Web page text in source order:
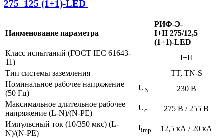
275_125 (1+1)-LED
Наименование параметра
РИФ-Э-
I+II 275/12,5
(1+1)-LED
Класс испытаний (ГОСТ IEC 61643-
11)
I+II
Тип системы заземления
TT, TN-S
Номинальное рабочее напряжение
(50 Гц)
UN
230 В
Максимальное длительное рабочее
напряжение (L-N)/(N-PE)
Uс
275 В / 255 В
Импульсный ток (10/350 мкс) (L-
N)/(N-PE)
Iimp 12,5 кА / 20 кА